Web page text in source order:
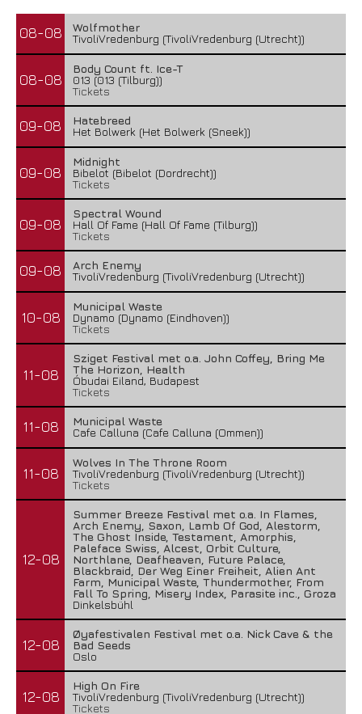
08-08
Wolfmother
TivoliVredenburg (TivoliVredenburg (Utrecht))
08-08
Body Count ft. Ice-T
013 (013 (Tilburg))
Tickets
09-08
Hatebreed
Het Bolwerk (Het Bolwerk (Sneek))
09-08
Midnight
Bibelot (Bibelot (Dordrecht))
Tickets
09-08
Spectral Wound
Hall Of Fame (Hall Of Fame (Tilburg))
Tickets
09-08
Arch Enemy
TivoliVredenburg (TivoliVredenburg (Utrecht))
10-08
Municipal Waste
Dynamo (Dynamo (Eindhoven))
Tickets
11-08
Sziget Festival met o.a. John Coffey, Bring Me
The Horizon, Health
Óbudai Eiland, Budapest
Tickets
11-08
Municipal Waste
Cafe Calluna (Cafe Calluna (Ommen))
11-08
Wolves In The Throne Room
TivoliVredenburg (TivoliVredenburg (Utrecht))
Tickets
12-08
Summer Breeze Festival met o.a. In Flames,
Arch Enemy, Saxon, Lamb Of God, Alestorm,
The Ghost Inside, Testament, Amorphis,
Paleface Swiss, Alcest, Orbit Culture,
Northlane, Deafheaven, Future Palace,
Blackbraid, Der Weg Einer Freiheit, Alien Ant
Farm, Municipal Waste, Thundermother, From
Fall To Spring, Misery Index, Parasite inc., Groza
Dinkelsbühl
12-08
Øyafestivalen Festival met o.a. Nick Cave & the
Bad Seeds
Oslo
12-08
High On Fire
TivoliVredenburg (TivoliVredenburg (Utrecht))
Tickets